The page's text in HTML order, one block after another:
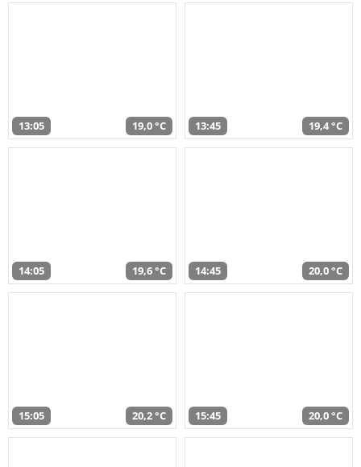
13:05 19,0 °C 13:45 19,4 °C
14:05 19,6 °C 14:45 20,0 °C
15:05 20,2 °C 15:45 20,0 °C